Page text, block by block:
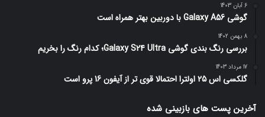
6 آبان 1403
گوشی Galaxy A56 با دوربین بهتر همراه است
8 بهمن 1402
بررسی رنگ بندی گوشی Galaxy S24 Ultra؛ کدام رنگ را بخریم
17 مرداد 1403
گلکسی اس 25 اولترا احتمالا قوی تر از آیفون 16 پرو است
آخرین پست های بازبینی شده